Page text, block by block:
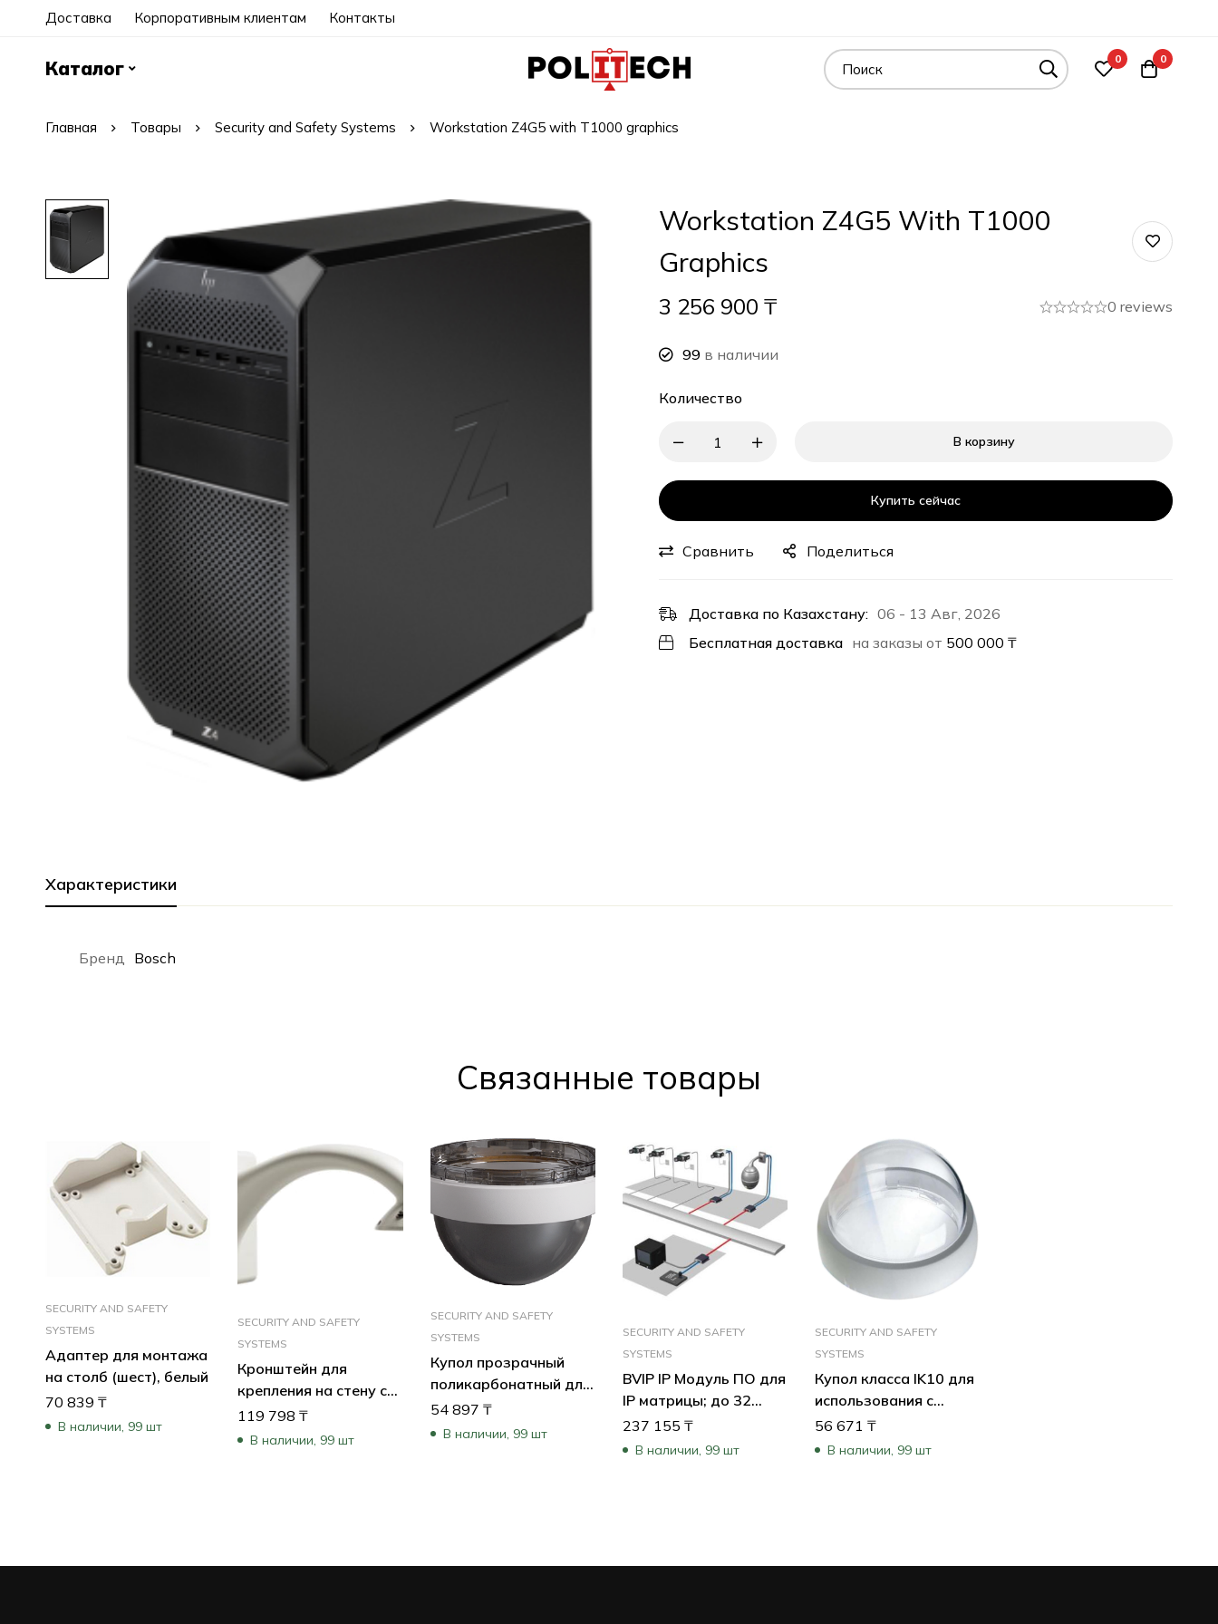
Доставка Корпоративным клиентам Контакты
Каталог 0 0
Главная Товары Security and Safety Systems Workstation Z4G5 with T1000 graphics
Workstation Z4G5 With T1000
Graphics
3 256 900 ₸ 0 reviews
99 в наличии
Количество
В корзину
Купить сейчас
Сравнить Поделиться
Доставка по Казахстану: 06 - 13 Авг, 2026
Бесплатная доставка на заказы от 500 000 ₸
Характеристики
Бренд Bosch
Cвязанные товары
SECURITY AND SAFETY
SYSTEMS
Адаптер для монтажа
на столб (шест), белый
70 839 ₸
В наличии, 99 шт
SECURITY AND SAFETY
SYSTEMS
Кронштейн для
крепления на стену с
соединительными
проводами ( Pendant
119 798₸
В наличии, 99 шт
SECURITY AND SAFETY
SYSTEMS
Купол прозрачный
поликарбонатный для
подвесных камер
AutoDome,
54 897 ₸
В наличии, 99 шт
SECURITY AND SAFETY
SYSTEMS
BVIP IP Модуль ПО для
IP матрицы; до 32
камер, 10 мониторов,
1 клавиатура IntuiKey;
237 155 ₸
В наличии, 99 шт
SECURITY AND SAFETY
SYSTEMS
Купол класса IK10 для
использования с
камерами AUTODOME
7000 HD с подвесными
56 671₸
В наличии, 99 шт